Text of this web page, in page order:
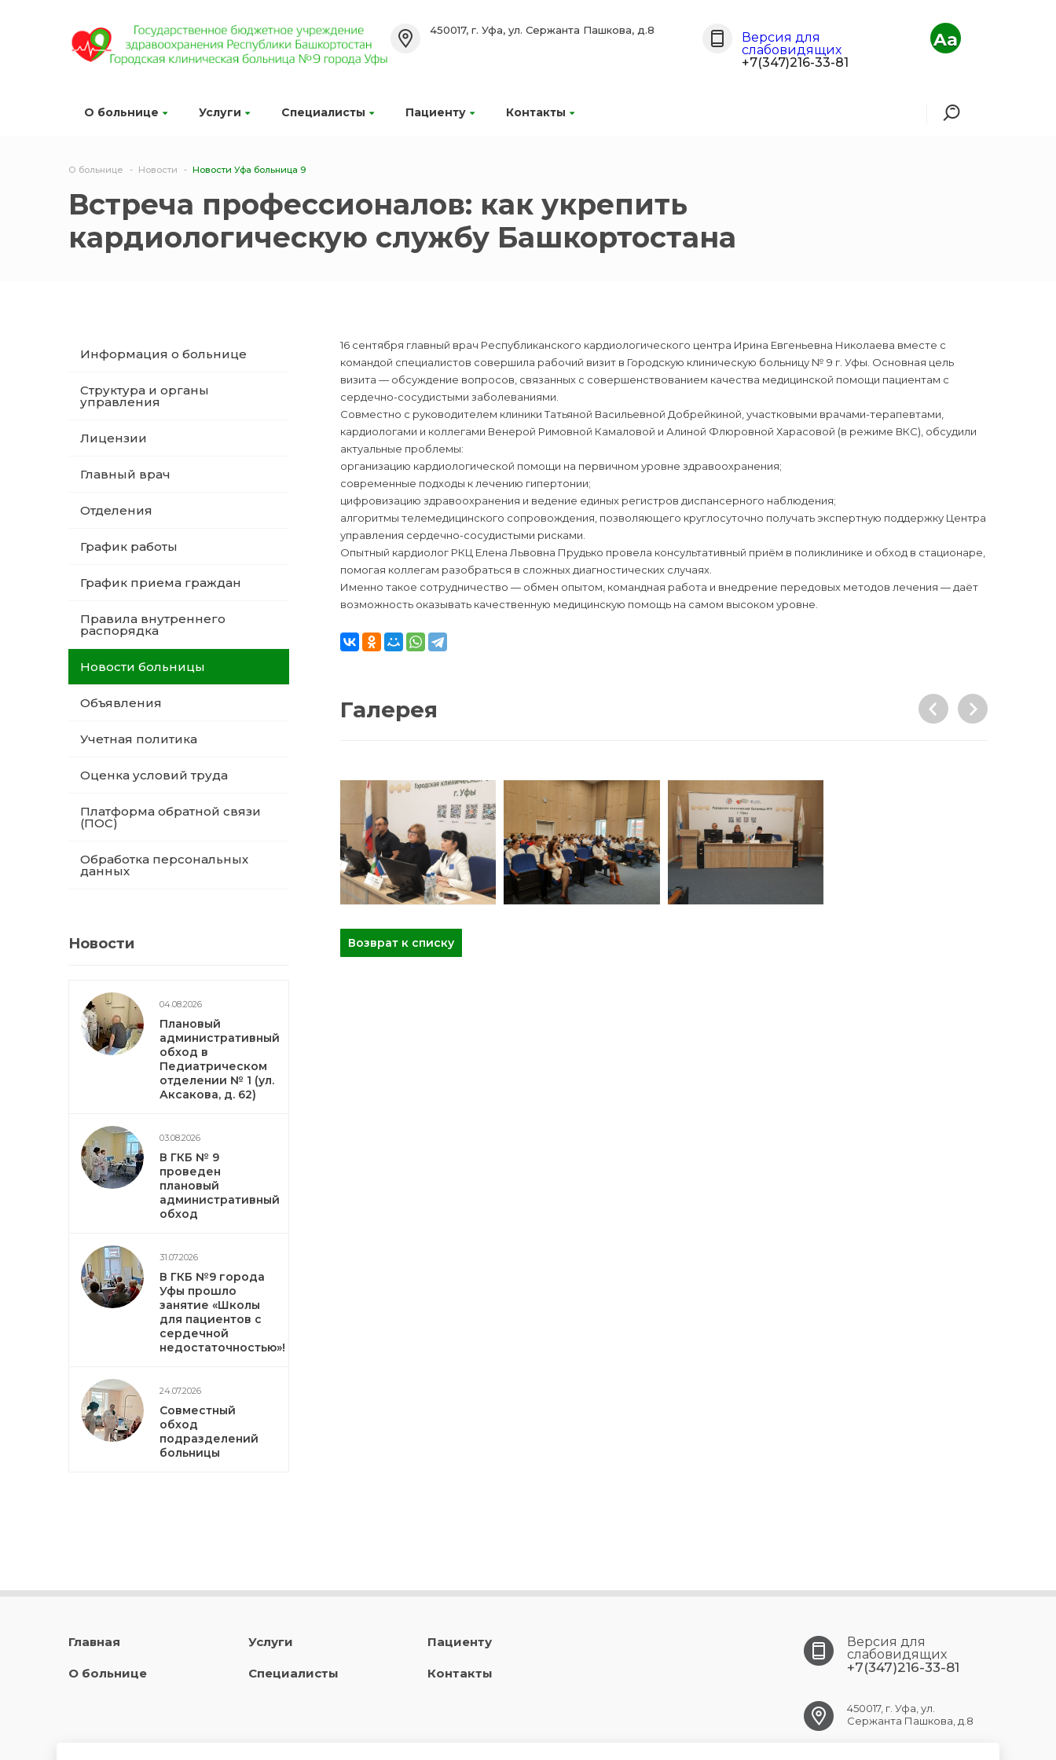
О больнице Услуги Специалисты Пациенту Контакты
450017, г. Уфа, ул. Сержанта Пашкова, д.8
Версия для
слабовидящих
+7(347)216-33-81
Aa
О больнице Новости Новости Уфа больница 9
Встреча профессионалов: как укрепить
кардиологическую службу Башкортостана
Информация о больнице
Структура и органы
управления
Лицензии
Главный врач
Отделения
График работы
График приема граждан
Правила внутреннего
распорядка
Новости больницы
Объявления
Учетная политика
Оценка условий труда
Платформа обратной связи
(ПОС)
Обработка персональных
данных
Новости
04.08.2026
Плановый
административный
обход в
Педиатрическом
отделении № 1 (ул.
Аксакова, д. 62)
03.08.2026
В ГКБ № 9
проведен
плановый
административный
обход
31.07.2026
В ГКБ №9 города
Уфы прошло
занятие «Школы
для пациентов с
сердечной
недостаточностью»!
24.07.2026
Совместный
обход
подразделений
больницы
16 сентября главный врач Республиканского кардиологического центра Ирина Евгеньевна Николаева вместе с
командой специалистов совершила рабочий визит в Городскую клиническую больницу № 9 г. Уфы. Основная цель
визита — обсуждение вопросов, связанных с совершенствованием качества медицинской помощи пациентам с
сердечно-сосудистыми заболеваниями.
Совместно с руководителем клиники Татьяной Васильевной Добрейкиной, участковыми врачами-терапевтами,
кардиологами и коллегами Венерой Римовной Камаловой и Алиной Флюровной Харасовой (в режиме ВКС), обсудили
актуальные проблемы:
организацию кардиологической помощи на первичном уровне здравоохранения;
современные подходы к лечению гипертонии;
цифровизацию здравоохранения и ведение единых регистров диспансерного наблюдения;
алгоритмы телемедицинского сопровождения, позволяющего круглосуточно получать экспертную поддержку Центра
управления сердечно-сосудистыми рисками.
Опытный кардиолог РКЦ Елена Львовна Прудько провела консультативный приём в поликлинике и обход в стационаре,
помогая коллегам разобраться в сложных диагностических случаях.
Именно такое сотрудничество — обмен опытом, командная работа и внедрение передовых методов лечения — даёт
возможность оказывать качественную медицинскую помощь на самом высоком уровне.
Галерея
Возврат к списку
Главная
О больнице
Услуги
Специалисты
Пациенту
Контакты
Версия для
слабовидящих
+7(347)216-33-81
450017, г. Уфа, ул.
Сержанта Пашкова, д.8